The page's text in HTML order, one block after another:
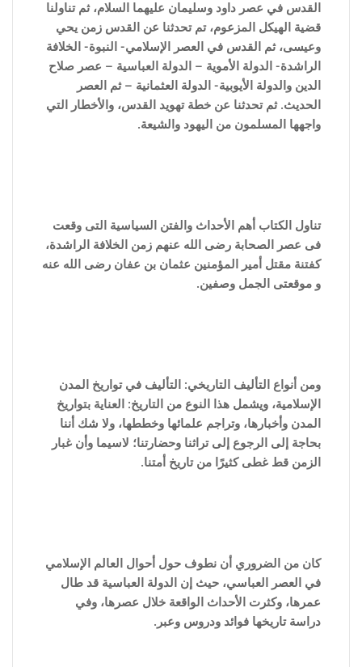
القدس في عصر داود وسليمان عليهما السلام، ثم تناولنا
قضية الهيكل المزعوم، تم تحدثنا عن القدس زمن يحي
وعيسى، ثم القدس في العصر الإسلامي- النبوة- الخلافة
الراشدة- الدولة الأموية – الدولة العباسية – عصر صلاح
الدين والدولة الأيوبية- الدولة العثمانية – ثم العصر
الحديث. ثم تحدثنا عن خطة تهويد القدس، والأخطار التي
واجهها المسلمون من اليهود والشيعة.
تناول الكتاب أهم الأحداث والفتن ا لسياسية التى وقعت
فى عصر الصحابة رضى الله عنهم زمن الخلافة الراشدة،
كفتنة مقتل أمير المؤمنين عثمان بن عفان رضى الله عنه
و موقعتى الجمل وصفين.
ومن أنواع التأليف التاريخي: التأليف في تواريخ المدن
الإسلامية، ويشمل هذا النوع من التاريخ: العناية بتواريخ
المدن وأخبارها، وتراجم علمائها وخططها، ولا شك أننا
بحاجة إلى الرجوع إلى تراثنا وحضارتنا؛ لاسيما وأن غبار
الزمن قط غطى كثيرًا من تاريخ أمتنا.
كان من الضروري أن نطوف حول أحوال العالم الإسلامي
في العصر العباسي، حيث إن الدولة العباسية قد طال
عمرها، وكثرت الأحداث الواقعة خلال عصرها، وفي
دراسة تاريخها فوائد ودروس وعبر.